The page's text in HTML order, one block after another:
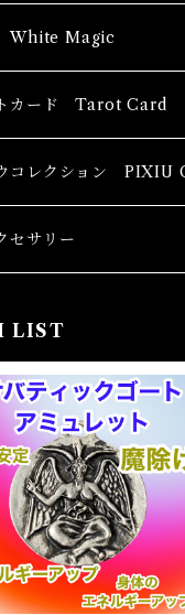
Buddha
Health
ーン
置き物
ット Bracelet
White Magic
Self-realization
Relationships
ル Candles
Self-Realization
ュアル Spiritual
RelationShips
Incense
ー Magical Powder
フロアウォッシュ
Defence
ーブ Bath Herb
ット
カード Tarot Card
け For The
け
コレクション
セサリー
LIST
Goat Amulet
ィックゴートアミュレッ
白魔術アミュレット
¥3,300